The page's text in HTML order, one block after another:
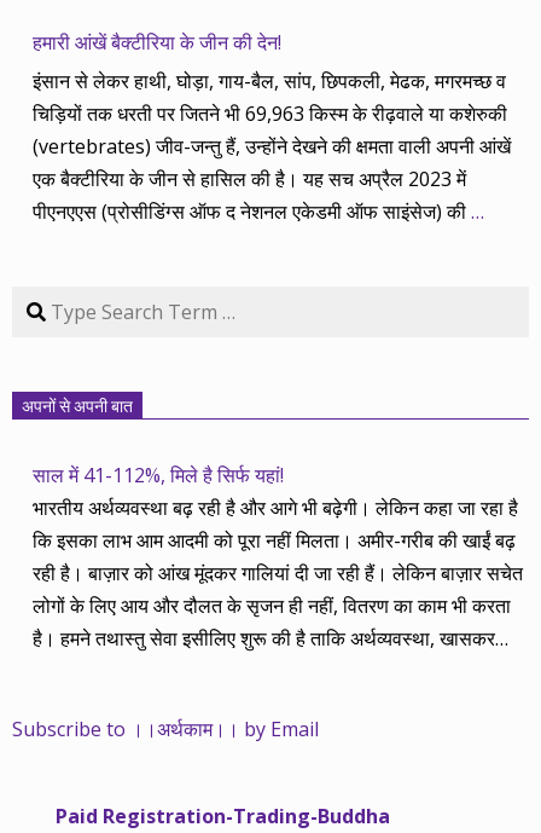
हमारी आंखें बैक्टीरिया के जीन की देन!
इंसान से लेकर हाथी, घोड़ा, गाय-बैल, सांप, छिपकली, मेढक, मगरमच्छ व
चिड़ियों तक धरती पर जितने भी 69,963 किस्म के रीढ़वाले या कशेरुकी
(vertebrates) जीव-जन्तु हैं, उन्होंने देखने की क्षमता वाली अपनी आंखें
एक बैक्टीरिया के जीन से हासिल की है। यह सच अप्रैल 2023 में
पीएनएएस (प्रोसीडिंग्स ऑफ द नेशनल एकेडमी ऑफ साइंसेज) की…
Search
अपनों से अपनी बात
साल में 41-112%, मिले है सिर्फ यहां!
भारतीय अर्थव्यवस्था बढ़ रही है और आगे भी बढ़ेगी। लेकिन कहा जा रहा है
कि इसका लाभ आम आदमी को पूरा नहीं मिलता। अमीर-गरीब की खाईं बढ़
रही है। बाज़ार को आंख मूंदकर गालियां दी जा रही हैं। लेकिन बाज़ार सचेत
लोगों के लिए आय और दौलत के सृजन ही नहीं, वितरण का काम भी करता
है। हमने तथास्तु सेवा इसीलिए शुरू की है ताकि अर्थव्यवस्था, खासकर
महंगाई की दर 10 प्रतिशत से ऊपर रहती है। वे भागकर जाते हैं सोने और
Subscribe to ।।अर्थकाम।। by Email
Paid Registration-Trading-Buddha